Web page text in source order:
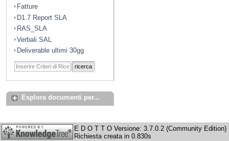
Fatture
D1.7 Report SLA
RAS_SLA
Verbali SAL
Deliverable ultimi 30gg
ricerca
Esplora documenti per...
E D O T T O Versione: 3.7.0.2 (Community Edition)
Richiesta creata in 0.830s